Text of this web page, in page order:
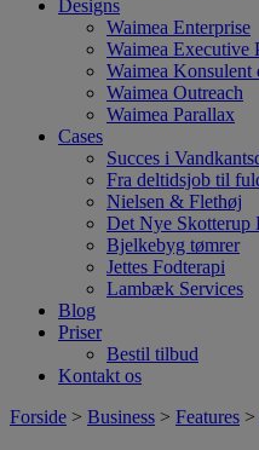
Designs
Waimea Enterprise
Waimea Executive
Waimea Konsulent
Waimea Outreach
Waimea Parallax
Cases
Succes i
Fra deltidsjob til
Nielsen & Flethøj
Det Nye Skotterup
Bjelkebyg tømrer
Jettes Fodterapi
Lambæk Services
Blog
Priser
Bestil tilbud
Kontakt os
Forside > Business > Features >